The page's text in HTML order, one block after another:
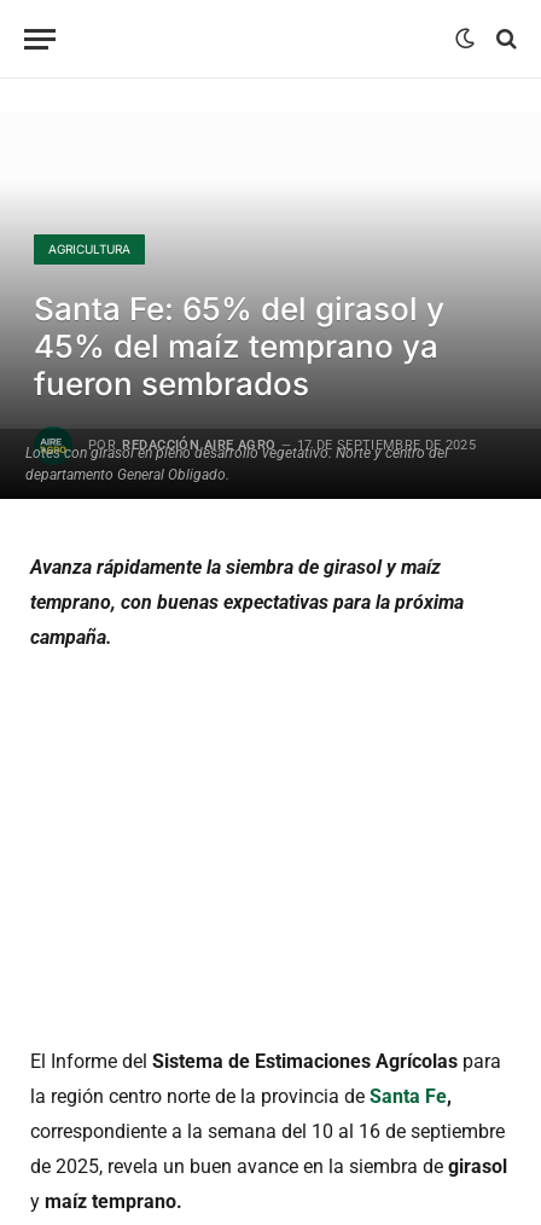
Lotes con girasol en pleno desarrollo vegetativo. Norte y centro del
departamento General Obligado.
AGRICULTURA
Santa Fe: 65% del girasol y
45% del maíz temprano ya
fueron sembrados
POR REDACCIÓN AIRE AGRO 17 DE SEPTIEMBRE DE 2025
Avanza rápidamente la siembra de girasol y maíz
temprano, con buenas expectativas para la próxima
campaña.
El Informe del Sistema de Estimaciones Agrícolas para
la región centro norte de la provincia de Santa Fe,
correspondiente a la semana del 10 al 16 de septiembre
de 2025, revela un buen avance en la siembra de girasol
y maíz temprano.